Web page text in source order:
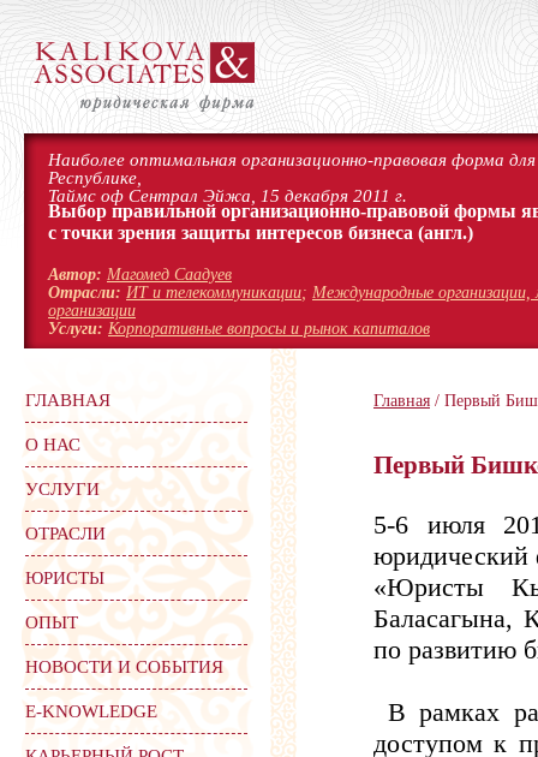
Наиболее оптимальная организационно-правовая форма
Республике,
Таймс оф Сентрал Эйжа, 15 декабря 2011 г.
Выбор правильной организационно-правовой формы
с точки зрения защиты интересов бизнеса (англ.)
Автор: Магомед Саадуев
Отрасли: ИТ и телекоммуникации; Международные организации,
организации
Услуги: Корпоративные вопросы и рынок капиталов
Главная / Первый
Первый
5-6 июля
юридический
«Юристы
по развитию
В рамках
доступом к
ГЛАВНАЯ
О НАС
УСЛУГИ
ОТРАСЛИ
ЮРИСТЫ
ОПЫТ
НОВОСТИ И СОБЫТИЯ
Е-KNOWLEDGE